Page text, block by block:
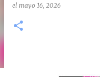
el mayo 16, 2026